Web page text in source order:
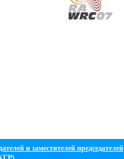
и заместителей председателей